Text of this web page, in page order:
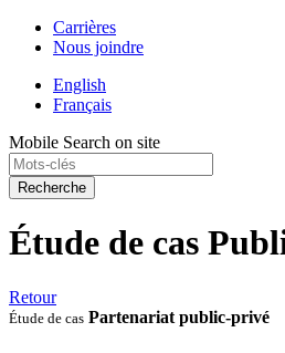
Carrières
Nous joindre
English
Français
Mobile Search on site
Recherche
Étude de cas
Retour
Étude de cas Partenariat public-privé